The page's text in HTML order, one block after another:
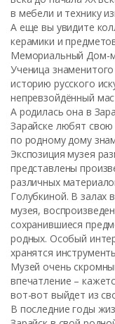
в мебели и технику
А еще вы увидите
керамики и
Мемориальный Дом-
Ученица
историю русского
непревзойдённый
А родилась она в
Зарайске любят
по родному дому
Экспозиция музея
представлены
различных
Голубкиной. В залах
музея,
сохранившиеся
родных. Особый
хранятся
Музей очень
впечатление –
вот-вот выйдет из
В последние годы